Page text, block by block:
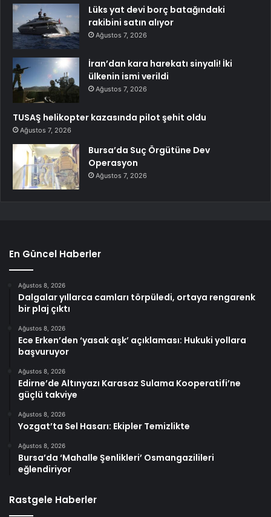
Lüks yat devi borç batağındaki
rakibini satın alıyor
Ağustos 7, 2026
İran’dan kara harekatı sinyali! İki
ülkenin ismi verildi
Ağustos 7, 2026
TUSAŞ helikopter kazasında pilot şehit oldu
Ağustos 7, 2026
Bursa’da Suç Örgütüne Dev
Operasyon
Ağustos 7, 2026
En Güncel Haberler
Ağustos 8, 2026
Dalgalar yıllarca camları törpüledi, ortaya rengarenk
bir plaj çıktı
Ağustos 8, 2026
Ece Erken’den ‘yasak aşk’ açıklaması: Hukuki yollara
başvuruyor
Ağustos 8, 2026
Edirne’de Altınyazı Karasaz Sulama Kooperatifi’ne
güçlü takviye
Ağustos 8, 2026
Yozgat’ta Sel Hasarı: Ekipler Temizlikte
Ağustos 8, 2026
Bursa’da ‘Mahalle Şenlikleri’ Osmangazilileri
eğlendiriyor
Rastgele Haberler